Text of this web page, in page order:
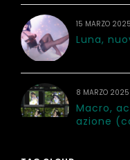
15 MARZO 2025
Luna,
8 MARZO 2025
Macro,
azione